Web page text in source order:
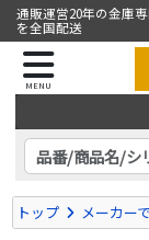
通販運営20年の金庫
を全国配送
MENU
トップ メーカー